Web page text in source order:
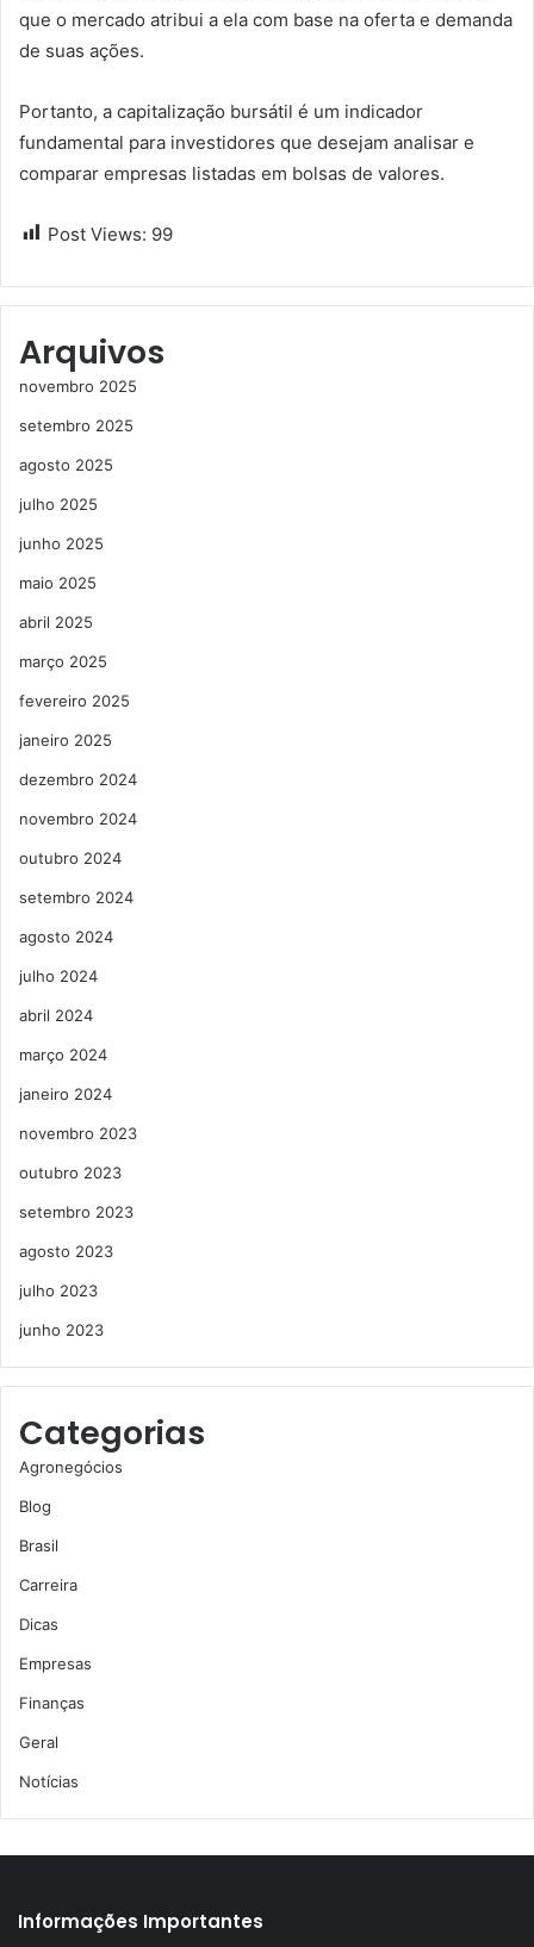
que o mercado atribui a ela com base na oferta e demanda
de suas ações.
Portanto, a capitalização bursátil é um indicador
fundamental para investidores que desejam analisar e
comparar empresas listadas em bolsas de valores.
Post Views: 99
Arquivos
novembro 2025
setembro 2025
agosto 2025
julho 2025
junho 2025
maio 2025
abril 2025
março 2025
fevereiro 2025
janeiro 2025
dezembro 2024
novembro 2024
outubro 2024
setembro 2024
agosto 2024
julho 2024
abril 2024
março 2024
janeiro 2024
novembro 2023
outubro 2023
setembro 2023
agosto 2023
julho 2023
junho 2023
Categorias
Agronegócios
Blog
Brasil
Carreira
Dicas
Empresas
Finanças
Geral
Notícias
Informações Importantes